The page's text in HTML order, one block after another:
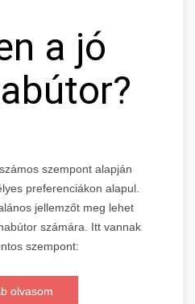
a jó
szempont alapján
preferenciákon alapul.
jellemzőt meg lehet
számára. Itt vannak
szempont:
olvasom